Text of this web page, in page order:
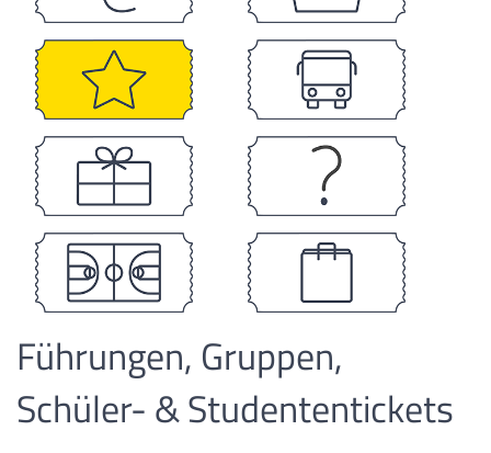
Führungen, Gruppen,
Schüler- & Studententickets